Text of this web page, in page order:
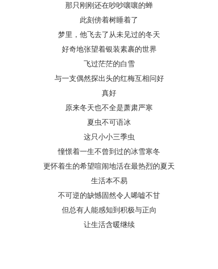
那只刚刚还在吵吵嚷嚷的蝉
此刻傍着树睡着了
梦里，他飞去了从未见过的冬天
好奇地张望着银装素裹的世界
飞过茫茫的白雪
与一支偶然探出头的红梅互相问好
真好
原来冬天也不全是萧肃严寒
夏虫不可语冰
这只小小三季虫
憧憬着一生不曾到过的冰雪寒冬
更怀着生的希望喧闹地活在最热烈的夏天
生活本不易
不可逆的缺憾固然令人唏嘘不甘
但总有人能感知到积极与正向
让生活含暖继续